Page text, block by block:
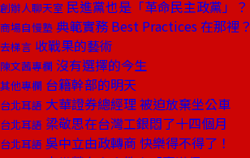
創辦人聊天室 民進黨也是「革命民主政黨」？
商場自慢塾 典範實務 Best Practices 在那裡？
去梯言 收戰果的藝術
陳文茜專欄 沒有選擇的今生
其他專欄 台籍幹部的明天
台北耳語 大華證券總經理 被迫放棄坐公車
台北耳語 梁敬思在台灣工銀悶了十四個月
台北耳語 吳中立由政轉商 快樂得不得了！